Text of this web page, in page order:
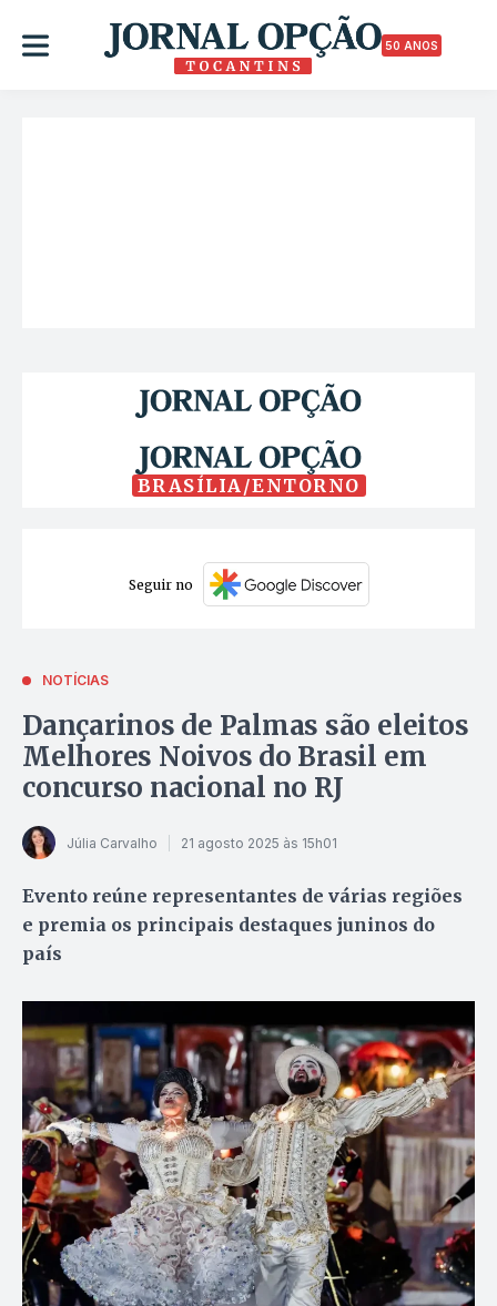
50 ANOS
BRASÍLIA/ENTORNO
Seguir no
NOTÍCIAS
Dançarinos de Palmas são eleitos
Melhores Noivos do Brasil em
concurso nacional no RJ
Júlia Carvalho 21 agosto 2025 às 15h01
Evento reúne representantes de várias regiões
e premia os principais destaques juninos do
país